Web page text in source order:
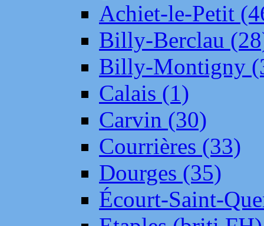
Achiet-le-Petit
Billy-Berclau
Billy-Montigny
Calais (1)
Carvin (30)
Courrières (33)
Dourges (35)
Écourt-Saint-